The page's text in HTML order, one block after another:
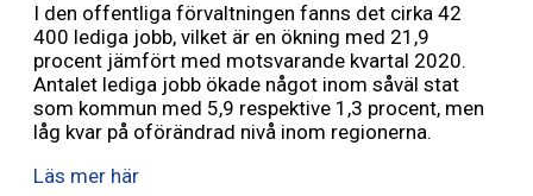
I den offentliga förvaltningen fanns det cirka 42
400 lediga jobb, vilket är en ökning med 21,9
procent jämfört med motsvarande kvartal 2020.
Antalet lediga jobb ökade något inom såväl stat
som kommun med 5,9 respektive 1,3 procent, men
låg kvar på oförändrad nivå inom regionerna.
Läs mer här